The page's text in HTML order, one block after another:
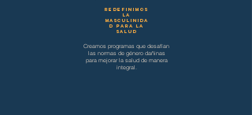
REDEFINIMOS
LA
MASCULINIDA
D PARA LA
SALUD
Creamos programas que desafían
las normas de género dañinas
para mejorar la salud de manera
integral.